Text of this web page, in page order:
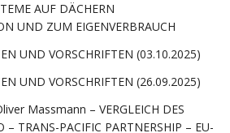
AUF DÄCHERN
UND ZUM EIGENVERBRAUCH
UND VORSCHRIFTEN (03.10.2025)
UND VORSCHRIFTEN (26.09.2025)
Massmann – VERGLEICH DES
– TRANS-PACIFIC PARTNERSHIP – EU-